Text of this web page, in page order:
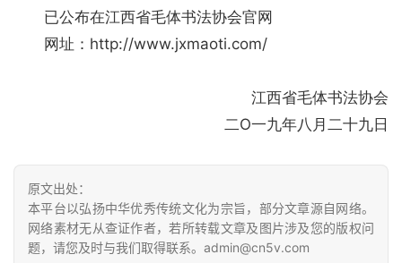
已公布在江西省毛体书法协会官网
网址：http://www.jxmaoti.com/
江西省毛体书法协会
二O一九年八月二十九日
原文出处：
本平台以弘扬中华优秀传统文化为宗旨，部分文章源自网络。
网络素材无从查证作者，若所转载文章及图片涉及您的版权问
题，请您及时与我们取得联系。admin@cn5v.com